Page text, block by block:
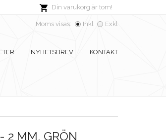
Din varukorg är tom!
Moms visas: Inkl Exkl
NYHETSBREV KONTAKT
2 MM, GRÖN